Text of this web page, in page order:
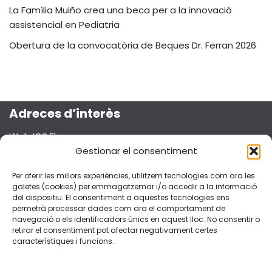
Gestionar el consentiment
Per oferir les millors experiències, utilitzem tecnologies com ara les
galetes (cookies) per emmagatzemar i/o accedir a la informació
del dispositiu. El consentiment a aquestes tecnologies ens
permetrà processar dades com ara el comportament de
navegació o els identificadors únics en aquest lloc. No consentir o
retirar el consentiment pot afectar negativament certes
característiques i funcions.
La Família Muiño crea una beca per a la innovació
assistencial en Pediatria
Obertura de la convocatòria de Beques Dr. Ferran 2026
Adreces d’interès
Web ICS Ebre
Projecte Emma
Segueix-nos a les xarxes socials!
Dades de contacte